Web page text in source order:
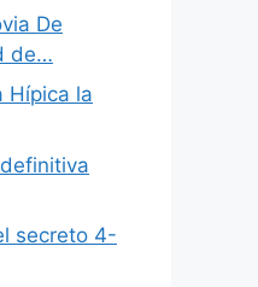
De
de…
Hípica la
secreto 4-